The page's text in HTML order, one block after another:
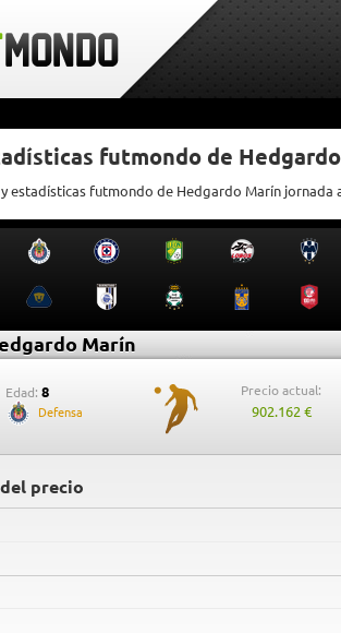
futmondo de
estadísticas futmondo de Hedgardo Marín jornada
Marín
Edad: 8
Defensa
Precio actual:
902.162 €
precio